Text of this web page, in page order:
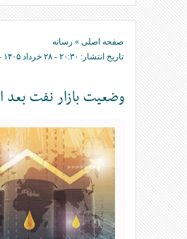
صفحه اصلی » رسانه
تاریخ انتشار: ۲۰:۳۰ - ۲۸ خرداد ۱۴۰۵ -
وضعیت بازار نفت بعد